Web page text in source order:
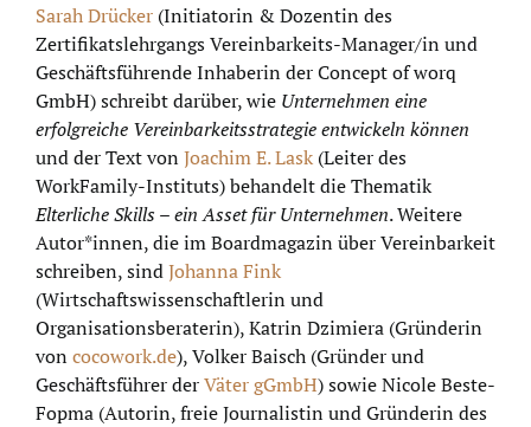
Sarah Drücker(Initiatorin & Dozentin des
Zertifikatslehrgangs Vereinbarkeits-Manager/in und
Geschäftsführende Inhaberin der Concept of worq
GmbH) schreibt darüber, wie Unternehmen eine
erfolgreiche Vereinbarkeitsstrategie entwickeln können
und der Text von Joachim E. Lask(Leiter des
WorkFamily-Instituts) behandelt die Thematik
Elterliche Skills – ein Asset für Unternehmen. Weitere
Autor*innen, die im Boardmagazin über Vereinbarkeit
schreiben, sindJohanna Fink
(Wirtschaftswissenschaftlerin und
Organisationsberaterin), Katrin Dzimiera (Gründerin
von cocowork.de), Volker Baisch (Gründer und
Geschäftsführer derVäter gGmbH) sowie Nicole Beste-
Fopma (Autorin, freie Journalistin und Gründerin des